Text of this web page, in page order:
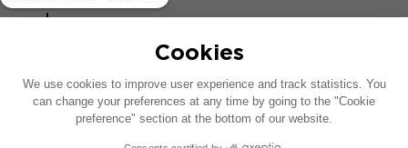
MOTORITIES-KATALOG
ÄHNLICHE PRODUKTE